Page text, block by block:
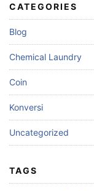
CATEGORIES
Blog
Chemical Laundry
Coin
Konversi
Uncategorized
TAGS